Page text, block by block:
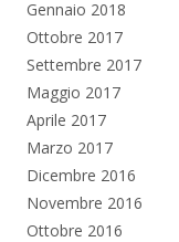
Gennaio 2018
Ottobre 2017
Settembre 2017
Maggio 2017
Aprile 2017
Marzo 2017
Dicembre 2016
Novembre 2016
Ottobre 2016